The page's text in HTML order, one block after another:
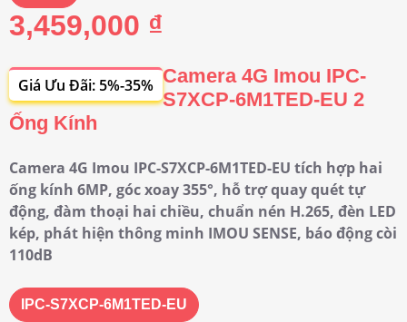
3,459,000 ₫
Giá Ưu Đãi: 5%-35% Camera 4G Imou IPC-
S7XCP-6M1TED-EU 2
Ống Kính
Camera 4G Imou IPC-S7XCP-6M1TED-EU tích hợp hai
ống kính 6MP, góc xoay 355°, hỗ trợ quay quét tự
động, đàm thoại hai chiều, chuẩn nén H.265, đèn LED
kép, phát hiện thông minh IMOU SENSE, báo động còi
110dB
IPC-S7XCP-6M1TED-EU